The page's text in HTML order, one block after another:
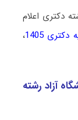
دکتری اعلام
دکتری 1405
،
آزاد رشته